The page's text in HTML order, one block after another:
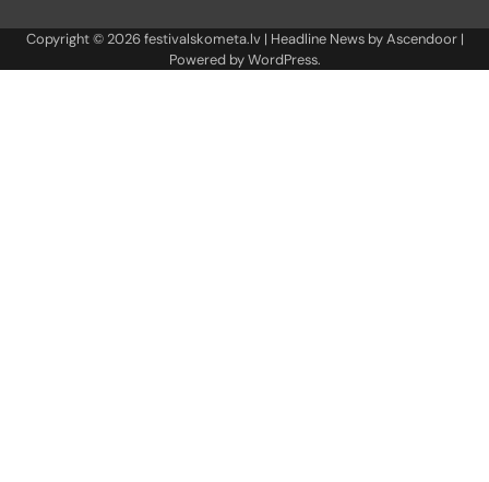
Copyright © 2026festivalskometa.lv| Headline News byAscendoor|
Powered byWordPress.